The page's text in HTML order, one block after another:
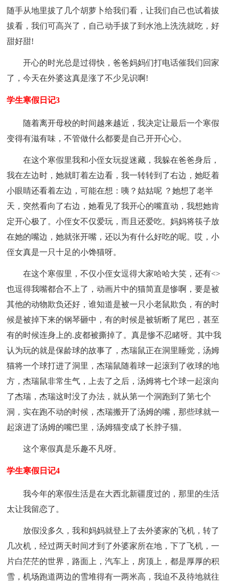
随手从地里拔了几个胡萝卜给我们看，让我们自己也试着拔
拔看，我们可高兴了，自己动手拔了到水池上洗洗就吃，好
甜好甜!
开心的时光总是过得快，爸爸妈妈们打电话催我们回家
了，今天在外婆这真是涨了不少见识啊!
学生寒假日记3
随着离开母校的时间越来越近，我决定让最后一个寒假
变得有滋有味，不管做什么都要是自己开开心心。
在这个寒假里我和小侄女玩捉迷藏，我躲在爸爸身后，
我在左边时，她就盯着左边看，我一转转到了右边，她眨着
小眼睛还看着左边，可能在想：咦？姑姑呢 ？她想了老半
天，突然看向了右边，她看见了我开心的嘴直动，我想她肯
定开心极了。小侄女不仅爱玩，而且还爱吃。妈妈将筷子放
在她的嘴边，她就张开嘴，还以为有什么好吃的呢。哎，小
侄女真是一只十足的小馋猫呀。
在这个寒假里，不仅小侄女逗得大家哈哈大笑，还有<>
也逗得我嘴都合不上了，动画片中的猫简直是惨啊，要是被
其他的动物欺负还好，谁知道是被一只小老鼠欺负，有的时
候是被掉下来的钢琴砸中，有的时候是被斩断了尾巴，甚至
有的时候连身上的.皮都被撕掉了。真是惨不忍睹呀。其中我
认为玩的就是保龄球的故事了，杰瑞鼠正在洞里睡觉，汤姆
猫将一个球打进了洞里，杰瑞鼠随着球一起滚到了收球的地
方，杰瑞鼠非常生气，上去了之后，汤姆将七个球一起滚向
了杰瑞，杰瑞这时没了办法，就从第一个洞跑到了第七个
洞，实在跑不动的时候，杰瑞搬开了汤姆的嘴，那些球就一
起滚进了汤姆的嘴巴里，汤姆猫变成了长脖子猫。
这个寒假真是乐趣不凡呀。
学生寒假日记4
我今年的寒假生活是在大西北新疆度过的，那里的生活
太让我留恋了。
放假没多久，我和妈妈就登上了去外婆家的飞机，转了
几次机，经过两天时间才到了外婆家所在地，下了飞机，一
片白茫茫的世界，路面上，汽车上，房顶上，都是厚厚的积
雪，机场跑道两边的雪堆得有一两米高，我迫不及待地就往